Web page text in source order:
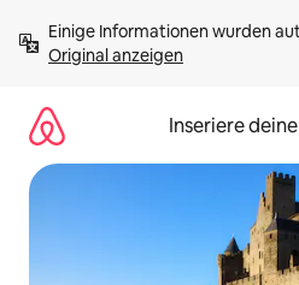
Inhalten
springenOriginal anzeigen
Inseriere